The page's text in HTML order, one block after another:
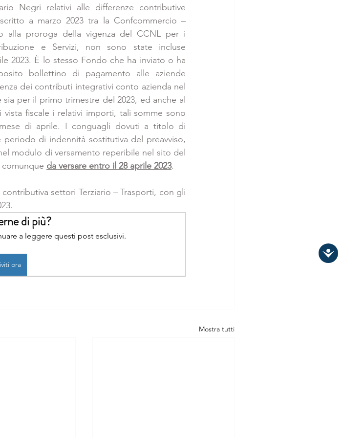
Negri relativi alle differenze contributive
a marzo 2023 tra la Confcommercio –
alla proroga della vigenza del CCNL per i
e Servizi, non sono state incluse
2023. È lo stesso Fondo che ha inviato o ha
bollettino di pagamento alle aziende
dei contributi integrativi conto azienda nel
per il primo trimestre del 2023, ed anche al
fiscale i relativi importi, tali somme sono
di aprile. I conguagli dovuti a titolo di
di indennità sostitutiva del preavviso,
modulo di versamento reperibile nel sito del
comunque da versare entro il 28 aprile 2023.
settori Terziario – Trasporti, con gli
di più?
a leggere questi post esclusivi.
ora
Mostra tutti